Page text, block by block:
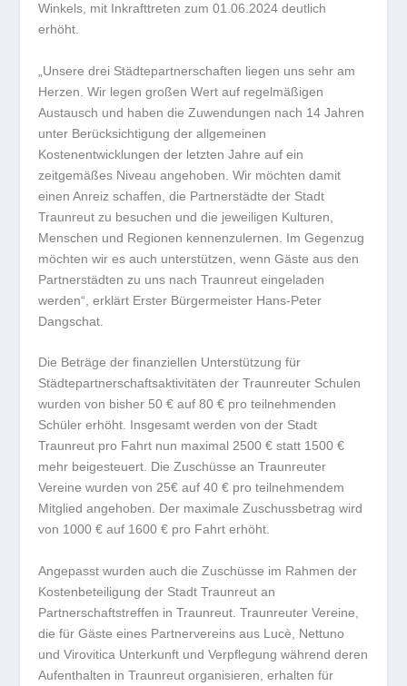
Winkels, mit Inkrafttreten zum 01.06.2024 deutlich
erhöht.
„Unsere drei Städtepartnerschaften liegen uns sehr am
Herzen. Wir legen großen Wert auf regelmäßigen
Austausch und haben die Zuwendungen nach 14 Jahren
unter Berücksichtigung der allgemeinen
Kostenentwicklungen der letzten Jahre auf ein
zeitgemäßes Niveau angehoben. Wir möchten damit
einen Anreiz schaffen, die Partnerstädte der Stadt
Traunreut zu besuchen und die jeweiligen Kulturen,
Menschen und Regionen kennenzulernen. Im Gegenzug
möchten wir es auch unterstützen, wenn Gäste aus den
Partnerstädten zu uns nach Traunreut eingeladen
werden“, erklärt Erster Bürgermeister Hans-Peter
Dangschat.
Die Beträge der finanziellen Unterstützung für
Städtepartnerschaftsaktivitäten der Traunreuter Schulen
wurden von bisher 50 € auf 80 € pro teilnehmenden
Schüler erhöht. Insgesamt werden von der Stadt
Traunreut pro Fahrt nun maximal 2500 € statt 1500 €
mehr beigesteuert. Die Zuschüsse an Traunreuter
Vereine wurden von 25€ auf 40 € pro teilnehmendem
Mitglied angehoben. Der maximale Zuschussbetrag wird
von 1000 € auf 1600 € pro Fahrt erhöht.
Angepasst wurden auch die Zuschüsse im Rahmen der
Kostenbeteiligung der Stadt Traunreut an
Partnerschaftstreffen in Traunreut. Traunreuter Vereine,
die für Gäste eines Partnervereins aus Lucè, Nettuno
und Virovitica Unterkunft und Verpflegung während deren
Aufenthalten in Traunreut organisieren, erhalten für